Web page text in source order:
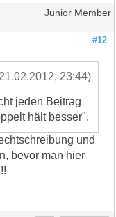
Junior Member
#12
23:44)
jeden Beitrag
hält besser".
und
bevor man hier